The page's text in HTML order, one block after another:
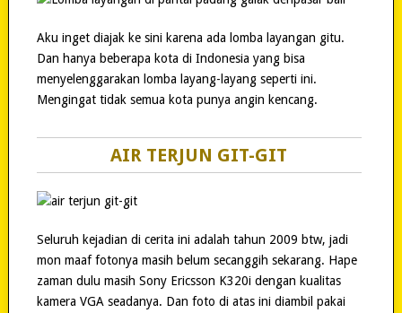
Aku inget diajak ke sini karena ada lomba layangan gitu.
Dan hanya beberapa kota di Indonesia yang bisa
menyelenggarakan lomba layang-layang seperti ini.
Mengingat tidak semua kota punya angin kencang.
AIR TERJUN GIT-GIT
Seluruh kejadian di cerita ini adalah tahun 2009 btw, jadi
mon maaf fotonya masih belum secanggih sekarang. Hape
zaman dulu masih Sony Ericsson K320i dengan kualitas
kamera VGA seadanya. Dan foto di atas ini diambil pakai